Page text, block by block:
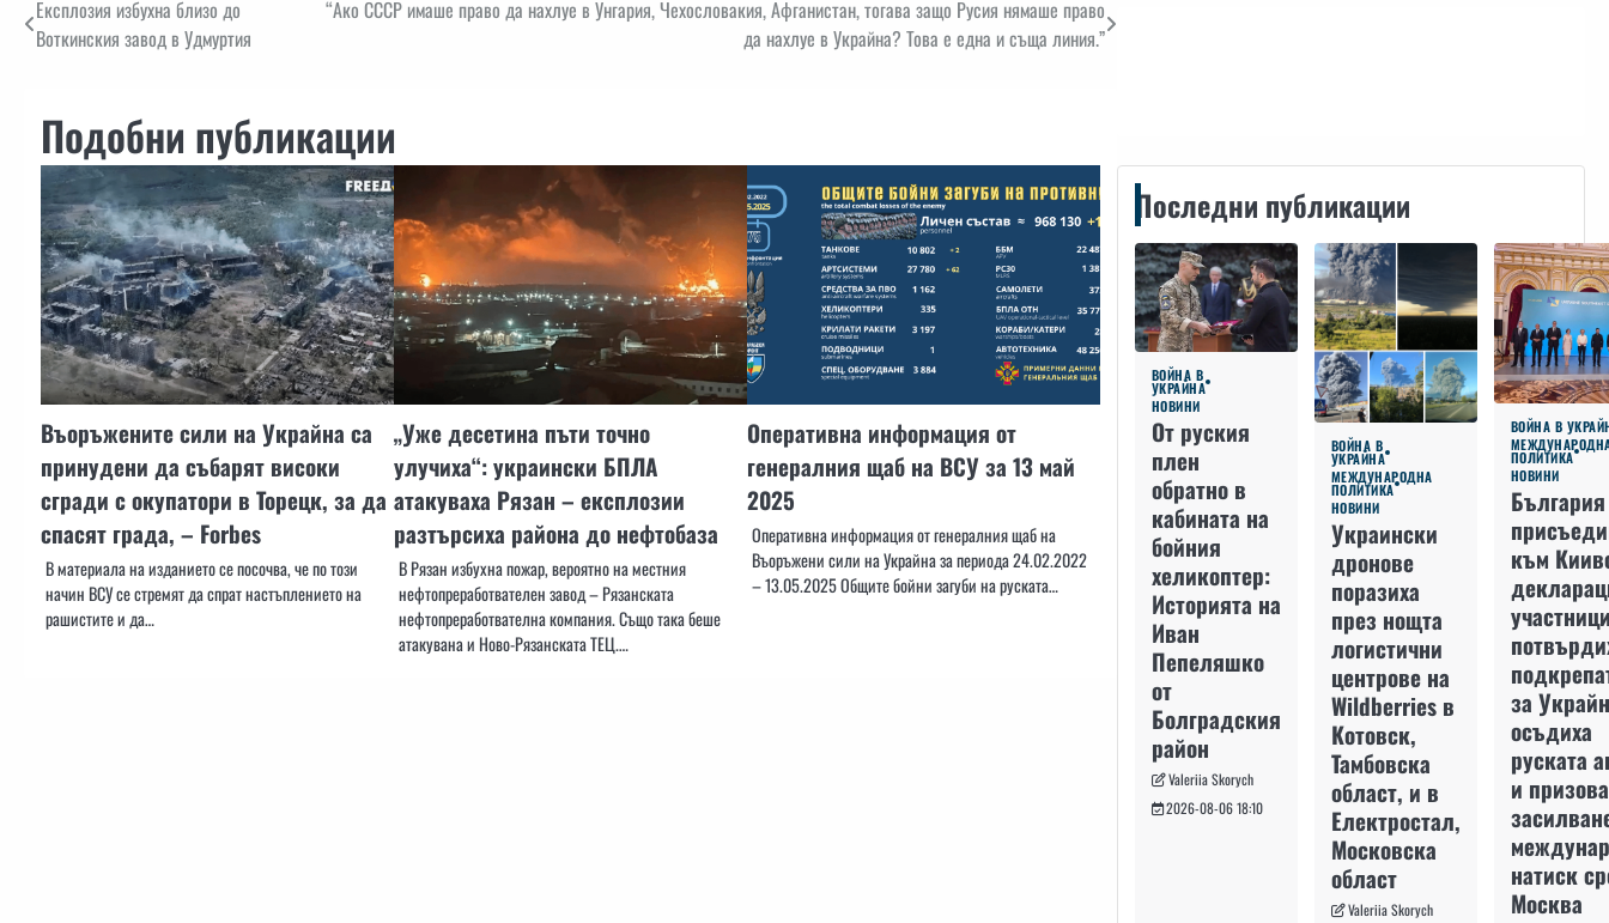
Навигация
Експлозия избухна близо до
Воткинския завод в Удмуртия
“Ако СССР имаше право да нахлуе в Унгария, Чехословакия, Афганистан, тогава защо Русия нямаше право
да нахлуе в Украйна? Това е една и съща линия.”
Подобни публикации
Въоръжените сили на Украйна са
принудени да събарят високи
сгради с окупатори в Торецк, за да
спасят града, – Forbes
В материала на изданието се посочва, че по този
начин ВСУ се стремят да спрат настъплението на
рашистите и да…
„Уже десетина пъти точно
улучиха“: украински БПЛА
атакуваха Рязан – експлозии
разтърсиха района до нефтобаза
В Рязан избухна пожар, вероятно на местния
нефтопреработвателен завод – Рязанската
нефтопреработвателна компания. Също така беше
атакувана и Ново-Рязанската ТЕЦ.…
Оперативна информация от
генералния щаб на ВСУ за 13 май
2025
Оперативна информация от генералния щаб на
Въоръжени сили на Украйна за периода 24.02.2022
– 13.05.2025 Общите бойни загуби на руската…
Последни публикации
ВОЙНА В
УКРАЙНА
НОВИНИ
От руския
плен
обратно в
кабината на
бойния
хеликоптер:
Историята на
Иван
Пепеляшко
от
Болградския
район
Valeriia Skorych
2026-08-06 18:10
ВОЙНА В
УКРАЙНА
МЕЖДУНАРОДНА
ПОЛИТИКА
НОВИНИ
Украински
дронове
поразиха
през нощта
логистични
центрове на
Wildberries в
Котовск,
Тамбовска
област, и в
Електростал,
Московска
област
Valeriia Skorych
ВОЙНА В
ПОЛИТИКА
НОВИНИ
към
за
осъдиха
руската
и
натиск
Москва